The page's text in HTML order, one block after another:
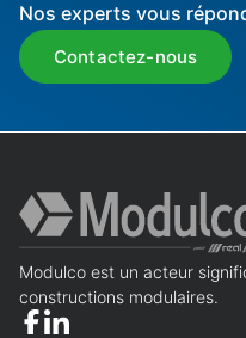
Nos experts vous
Contactez-nous
Modulco est un acteur
constructions modulaires.